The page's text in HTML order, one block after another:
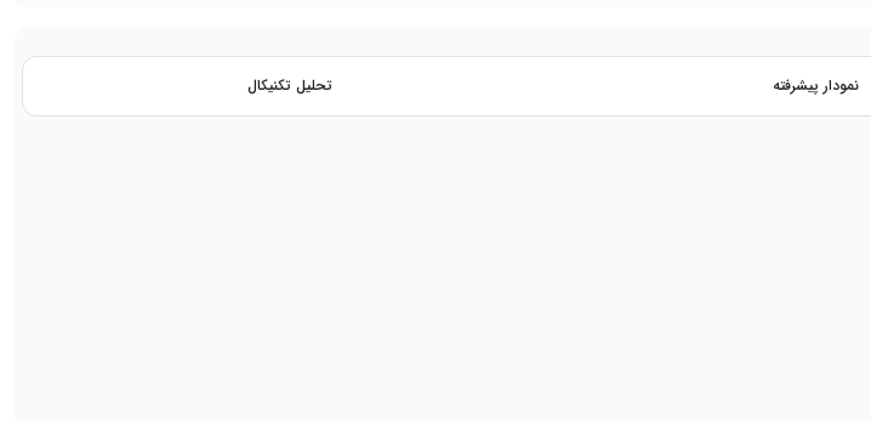
نمودار پیشرفته تحلیل تکنیکال